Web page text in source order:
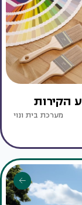
הקירות
מערכת בית ונוי